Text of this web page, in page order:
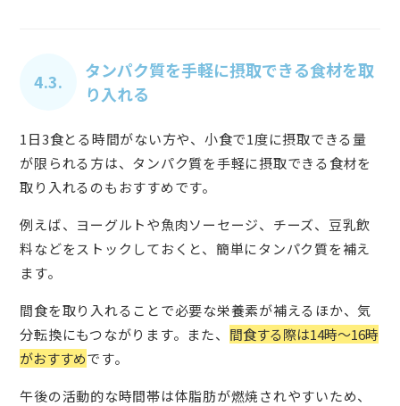
4.3.
タンパク質を手軽に摂取できる食材を取
り入れる
1日3食とる時間がない方や、小食で1度に摂取できる量
が限られる方は、タンパク質を手軽に摂取できる食材を
取り入れるのもおすすめです。
例えば、ヨーグルトや魚肉ソーセージ、チーズ、豆乳飲
料などをストックしておくと、簡単にタンパク質を補え
ます。
間食を取り入れることで必要な栄養素が補えるほか、気
分転換にもつながります。また、 間食する際は14時～16時
がおすすめです。
午後の活動的な時間帯は体脂肪が燃焼されやすいため、